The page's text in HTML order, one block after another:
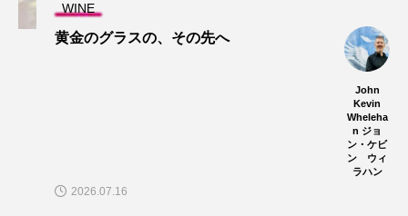
WINE
黄金のグラスの、その先へ
John
Kevin
Wheleha
n ジョ
ン・ケビ
ン ウィ
ラハン
2026.07.16